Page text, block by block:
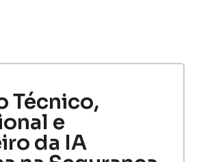
Técnico,
e
da IA